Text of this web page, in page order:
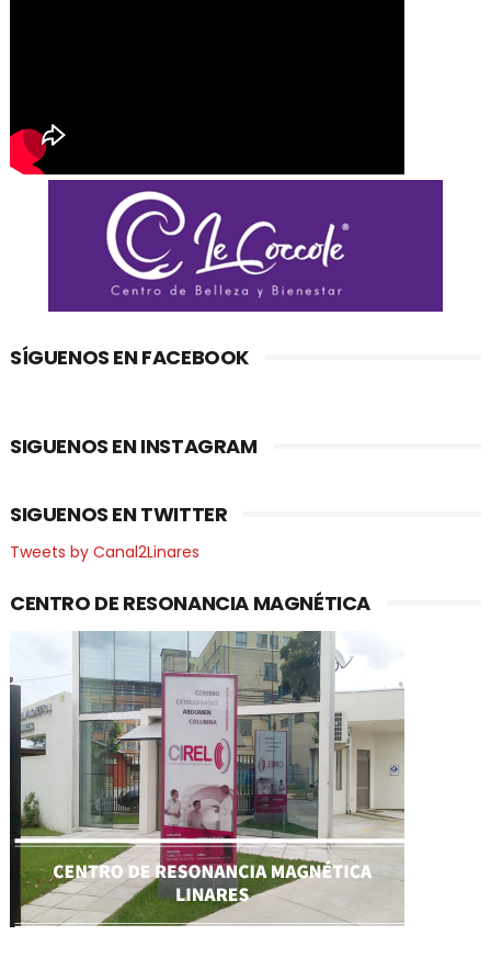
SÍGUENOS EN FACEBOOK
SIGUENOS EN INSTAGRAM
SIGUENOS EN TWITTER
Tweets by Canal2Linares
CENTRO DE RESONANCIA MAGNÉTICA